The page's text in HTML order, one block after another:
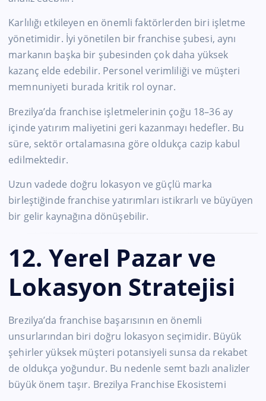
Karlılığı etkileyen en önemli faktörlerden biri işletme
yönetimidir. İyi yönetilen bir franchise şubesi, aynı
markanın başka bir şubesinden çok daha yüksek
kazanç elde edebilir. Personel verimliliği ve müşteri
memnuniyeti burada kritik rol oynar.
Brezilya’da franchise işletmelerinin çoğu 18–36 ay
içinde yatırım maliyetini geri kazanmayı hedefler. Bu
süre, sektör ortalamasına göre oldukça cazip kabul
edilmektedir.
Uzun vadede doğru lokasyon ve güçlü marka
birleştiğinde franchise yatırımları istikrarlı ve büyüyen
bir gelir kaynağına dönüşebilir.
12. Yerel Pazar ve
Lokasyon Stratejisi
Brezilya’da franchise başarısının en önemli
unsurlarından biri doğru lokasyon seçimidir. Büyük
şehirler yüksek müşteri potansiyeli sunsa da rekabet
de oldukça yoğundur. Bu nedenle semt bazlı analizler
büyük önem taşır. Brezilya Franchise Ekosistemi